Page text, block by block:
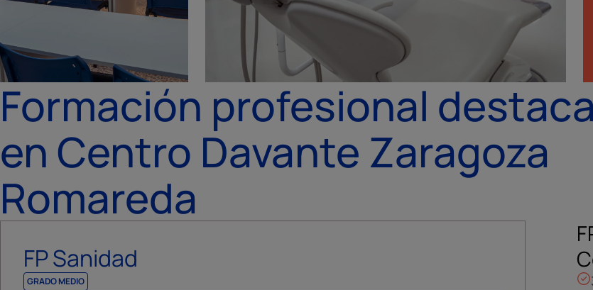
Formación profesional
en Centro Davante Zaragoza
Romareda
FP Sanidad
GRADO MEDIO